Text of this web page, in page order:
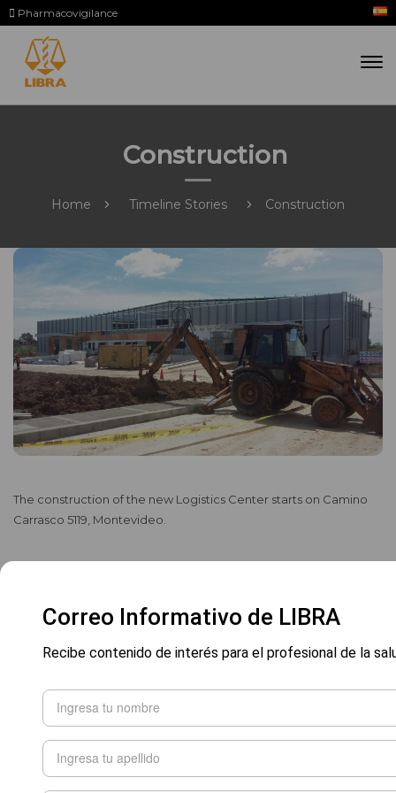
Pharmacovigilance
Construction
Home Timeline Stories Construction
The construction of the new Logistics Center starts on Camino
Carrasco 5119, Montevideo.
Correo Informativo de LIBRA
Recibe contenido de interés para el profesional de la